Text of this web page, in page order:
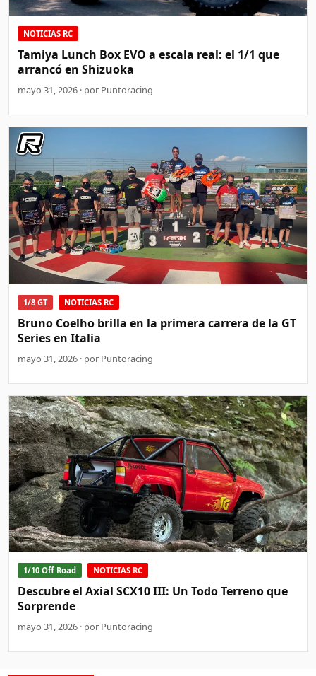
NOTICIAS RC
Tamiya Lunch Box EVO a escala real: el 1/1 que
arrancó en Shizuoka
mayo 31, 2026 · por Puntoracing
1/8 GT NOTICIAS RC
Bruno Coelho brilla en la primera carrera de la GT
Series en Italia
mayo 31, 2026 · por Puntoracing
1/10 Off Road NOTICIAS RC
Descubre el Axial SCX10 III: Un Todo Terreno que
Sorprende
mayo 31, 2026 · por Puntoracing